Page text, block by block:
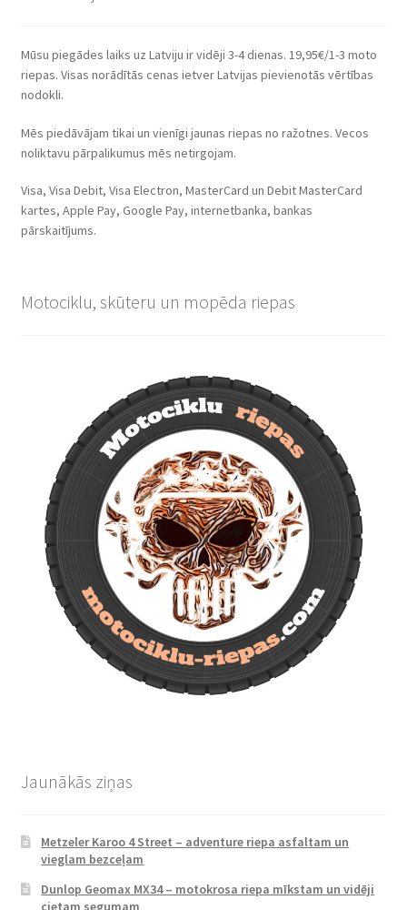
Mūsu piegādes laiks uz Latviju ir vidēji 3-4 dienas. 19,95€/1-3 moto
riepas. Visas norādītās cenas ietver Latvijas pievienotās vērtības
nodokli.
Mēs piedāvājam tikai un vienīgi jaunas riepas no ražotnes. Vecos
noliktavu pārpalikumus mēs netirgojam.
Visa, Visa Debit, Visa Electron, MasterCard un Debit MasterCard
kartes, Apple Pay, Google Pay, internetbanka, bankas
pārskaitījums.
Motociklu, skūteru un mopēda riepas
Jaunākās ziņas
Metzeler Karoo 4 Street – adventure riepa asfaltam un
vieglam bezceļam
Dunlop Geomax MX34 – motokrosa riepa mīkstam un vidēji
cietam segumam